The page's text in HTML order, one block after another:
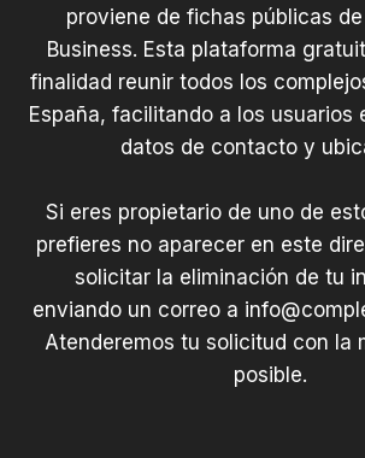
proviene de fichas públicas
Business. Esta plataforma
finalidad reunir todos los
España, facilitando a los usuarios
datos de contacto y
Si eres propietario de uno de
prefieres no aparecer en este
solicitar la eliminación de tu
enviando un correo a
Atenderemos tu solicitud con la
posible.